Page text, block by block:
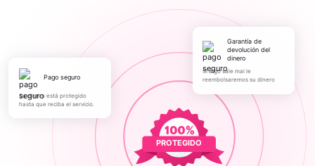
PROTEGIDO
pago seguro
Su dinero está protegido
hasta que reciba el servicio.
Garantía de
devolución del
dinero
Si algo sale mal le
reembolsaremos su dinero